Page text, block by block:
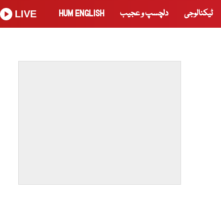
ٹیکنالوجی دلچسپ و عجیب HUM ENGLISH
LIVE